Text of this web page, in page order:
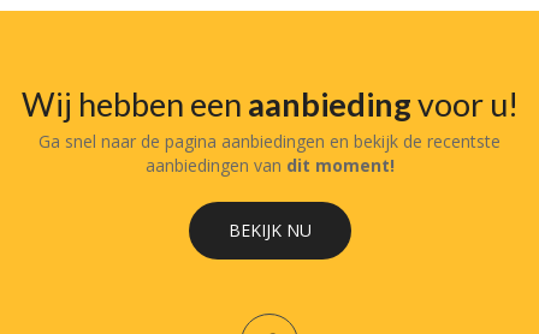
Wij hebben een aanbiedingvoor u!
Ga snel naar de pagina aanbiedingen en bekijk de recentste
aanbiedingen van dit moment!
BEKIJK NU